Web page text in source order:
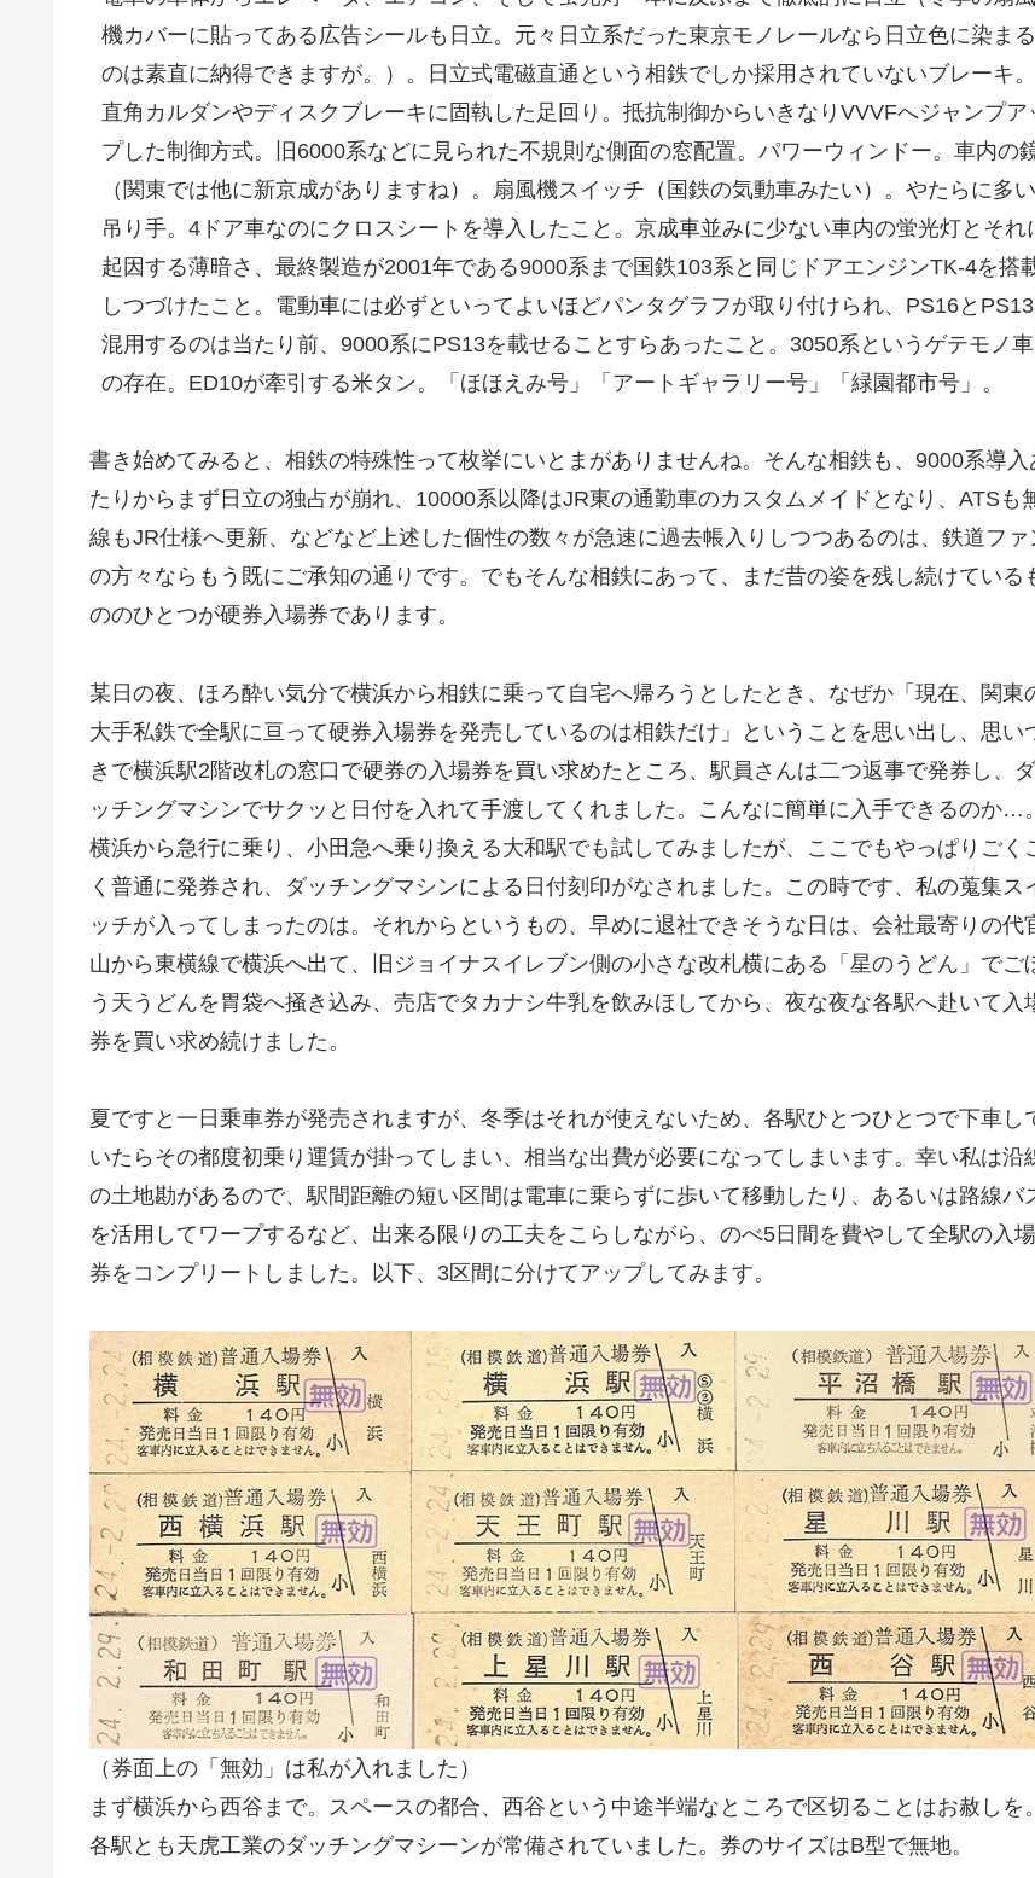
機カバーに貼ってある広告シールも日立。元々日立系だった東京モノレールなら日立色に染まる
のは素直に納得できますが。）。日立式電磁直通という相鉄でしか採用されていないブレーキ。
直角カルダンやディスクブレーキに固執した足回り。抵抗制御からいきなりVVVFへジャンプア
プした制御方式。旧6000系などに見られた不規則な側面の窓配置。パワーウィンドー。車内の
（関東では他に新京成がありますね）。扇風機スイッチ（国鉄の気動車みたい）。やたらに多い
吊り手。4ドア車なのにクロスシートを導入したこと。京成車並みに少ない車内の蛍光灯とそれ
起因する薄暗さ、最終製造が2001年である9000系まで国鉄103系と同じドアエンジンTK-4を搭
しつづけたこと。電動車には必ずといってよいほどパンタグラフが取り付けられ、PS16と
混用するのは当たり前、9000系にPS13を載せることすらあったこと。3050系というゲテモノ
の存在。ED10が牽引する米タン。「ほほえみ号」「アートギャラリー号」「緑園都市号」。
書き始めてみると、相鉄の特殊性って枚挙にいとまがありませんね。そんな相鉄も、9000系導入
たりからまず日立の独占が崩れ、10000系以降はJR東の通勤車のカスタムメイドとなり、ATSも
線もJR仕様へ更新、などなど上述した個性の数々が急速に過去帳入りしつつあるのは、鉄道ファ
の方々ならもう既にご承知の通りです。でもそんな相鉄にあって、まだ昔の姿を残し続けている
ののひとつが硬券入場券であります。
某日の夜、ほろ酔い気分で横浜から相鉄に乗って自宅へ帰ろうとしたとき、なぜか「現在、関東
大手私鉄で全駅に亘って硬券入場券を発売しているのは相鉄だけ」ということを思い出し、思い
きで横浜駅2階改札の窓口で硬券の入場券を買い求めたところ、駅員さんは二つ返事で発券し、ダ
ッチングマシンでサクッと日付を入れて手渡してくれました。こんなに簡単に入手できるのか…。
横浜から急行に乗り、小田急へ乗り換える大和駅でも試してみましたが、ここでもやっぱりごく
く普通に発券され、ダッチングマシンによる日付刻印がなされました。この時です、私の蒐集ス
ッチが入ってしまったのは。それからというもの、早めに退社できそうな日は、会社最寄りの代
山から東横線で横浜へ出て、旧ジョイナスイレブン側の小さな改札横にある「星のうどん」でご
う天うどんを胃袋へ掻き込み、売店でタカナシ牛乳を飲みほしてから、夜な夜な各駅へ赴いて入
券を買い求め続けました。
夏ですと一日乗車券が発売されますが、冬季はそれが使えないため、各駅ひとつひとつで下車し
いたらその都度初乗り運賃が掛ってしまい、相当な出費が必要になってしまいます。幸い私は沿
の土地勘があるので、駅間距離の短い区間は電車に乗らずに歩いて移動したり、あるいは路線バ
を活用してワープするなど、出来る限りの工夫をこらしながら、のべ5日間を費やして全駅の入場
券をコンプリートしました。以下、3区間に分けてアップしてみます。
（券面上の「無効」は私が入れました）
まず横浜から西谷まで。スペースの都合、西谷という中途半端なところで区切ることはお赦しを。
各駅とも天虎工業のダッチングマシーンが常備されていました。券のサイズはB型で無地。